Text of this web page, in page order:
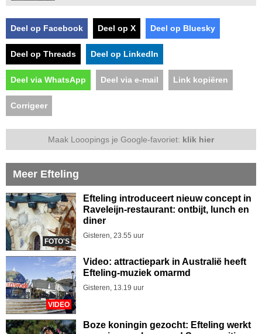
Deel op Facebook Deel op X Deel op Bluesky
Deel op Threads Deel op LinkedIn
Deel via WhatsApp Deel via e-mail Link kopiëren
Corrigeer
Maak Looopings je Google-favoriet: klik hier
Meer Efteling
FOTO'S
Efteling introduceert nieuw concept in
Raveleijn-restaurant: ontbijt, lunch en
diner
Gisteren, 23.55 uur
VIDEO
Video: attractiepark in Australië heeft
Efteling-muziek omarmd
Gisteren, 13.19 uur
Boze koningin gezocht: Efteling werkt